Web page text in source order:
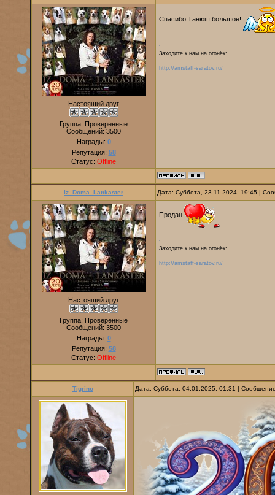
Настоящий друг
Группа: Проверенные
Сообщений: 3500
Награды: 0
Репутация: 58
Статус: Offline
Спасибо Танюш большое!
Заходите к нам на огонёк:
http://amstaff-saratov.ru/
Iz_Doma_Lankaster Дата: Суббота, 23.11.2024, 19:45 |
Настоящий друг
Группа: Проверенные
Сообщений: 3500
Награды: 0
Репутация: 58
Статус: Offline
Продан
Заходите к нам на огонёк:
http://amstaff-saratov.ru/
Tigrino Дата: Суббота, 04.01.2025, 01:31 |